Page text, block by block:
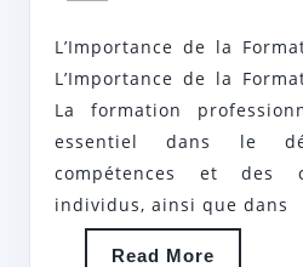
L’Importance de la
L’Importance de la
La formation
essentiel dans le
compétences et des
individus, ainsi que dans
Read More